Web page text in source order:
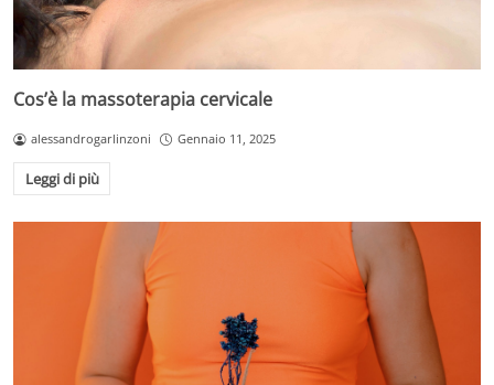
Cos’è la massoterapia cervicale
alessandrogarlinzoni Gennaio 11, 2025
Leggi di più